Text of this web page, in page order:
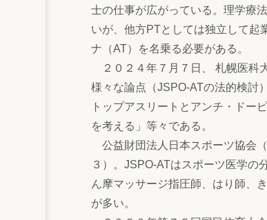
士の仕事が広がっている。理学療
いが、他方PTとしては独立して起
ナ（AT）を名乗る必要がある。
２０２４年７⽉７⽇、 札幌医科
様々な論点（JSPO-ATの法的検討
トップアスリートとアンチ・ドー
を考える」等々である。
公益財団法人日本スポーツ協会
３）。JSPO-ATはスポーツ医学の
ん摩マッサージ指圧師、はり師、
が多い。